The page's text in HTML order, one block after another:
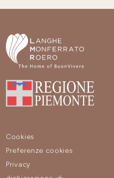
Cookies
Preferenze cookies
Privacy